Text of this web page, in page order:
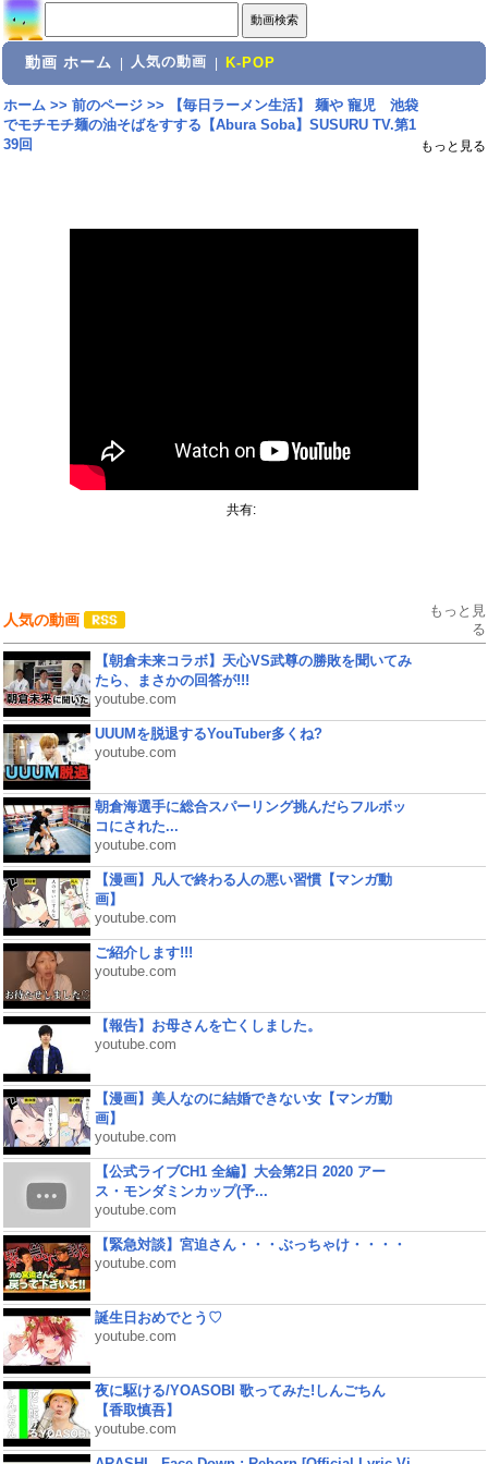
動画 ホーム 人気の動画 K-POP
ホーム>> 前のページ>>
【毎日ラーメン生活】 麺や 寵児 池袋
でモチモチ麺の油そばをすする【Abura Soba】SUSURU TV.第1
39回
もっと見る
共有:
人気の動画
もっと見
る
【朝倉未来コラボ】天心VS武尊の勝敗を聞いてみ
たら、まさかの回答が!!!
youtube.com
UUUMを脱退するYouTuber多くね?
youtube.com
朝倉海選手に総合スパーリング挑んだらフルボッ
コにされた...
youtube.com
【漫画】凡人で終わる人の悪い習慣【マンガ動
画】
youtube.com
ご紹介します!!!
youtube.com
【報告】お母さんを亡くしました。
youtube.com
【漫画】美人なのに結婚できない女【マンガ動
画】
youtube.com
【公式ライブCH1 全編】大会第2日 2020 アー
ス・モンダミンカップ(予...
youtube.com
【緊急対談】宮迫さん・・・ぶっちゃけ・・・・
youtube.com
誕生日おめでとう♡
youtube.com
夜に駆ける/YOASOBI 歌ってみた!しんごちん
【香取慎吾】
youtube.com